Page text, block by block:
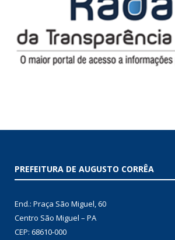
PREFEITURA DE AUGUSTO CORRÊA
End.: Praça São Miguel, 60
Centro São Miguel – PA
CEP: 68610-000